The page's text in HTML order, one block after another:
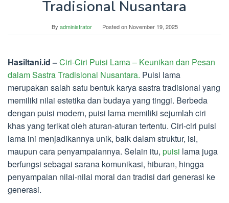
Tradisional Nusantara
By administrator Posted onNovember 19, 2025
Hasiltani.id –Ciri-Ciri Puisi Lama – Keunikan dan Pesan
dalam Sastra Tradisional Nusantara. Puisi lama
merupakan salah satu bentuk karya sastra tradisional yang
memiliki nilai estetika dan budaya yang tinggi. Berbeda
dengan puisi modern, puisi lama memiliki sejumlah ciri
khas yang terikat oleh aturan-aturan tertentu. Ciri-ciri puisi
lama ini menjadikannya unik, baik dalam struktur, isi,
maupun cara penyampaiannya. Selain itu, puisi lama juga
berfungsi sebagai sarana komunikasi, hiburan, hingga
penyampaian nilai-nilai moral dan tradisi dari generasi ke
generasi.